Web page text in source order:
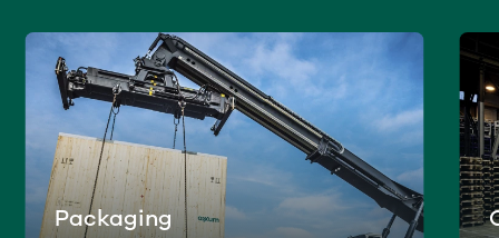
Packaging